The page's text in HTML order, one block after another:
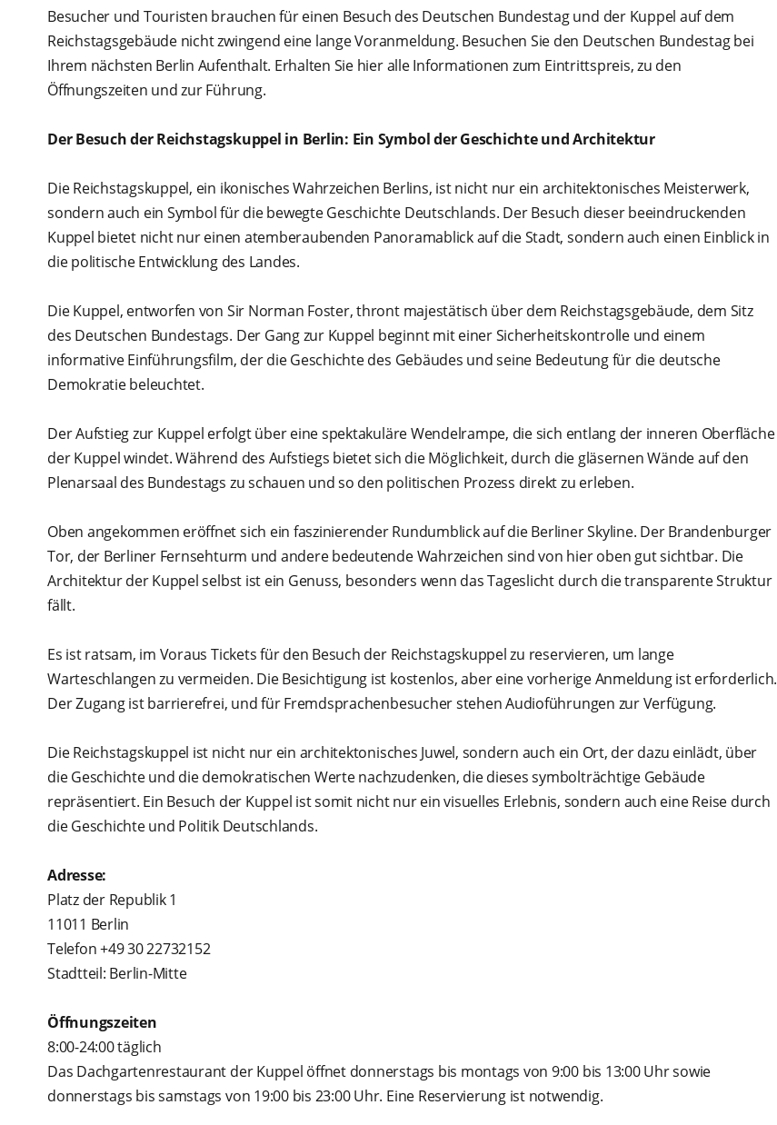
Besucher und Touristen brauchen für einen Besuch des Deutschen Bundestag und der Kuppel auf dem
Reichstagsgebäude nicht zwingend eine lange Voranmeldung. Besuchen Sie den Deutschen Bundestag bei
Ihrem nächsten Berlin Aufenthalt. Erhalten Sie hier alle Informationen zum Eintrittspreis, zu den
Öffnungszeiten und zur Führung.
Der Besuch der Reichstagskuppel in Berlin: Ein Symbol der Geschichte und Architektur
Die Reichstagskuppel, ein ikonisches Wahrzeichen Berlins, ist nicht nur ein architektonisches Meisterwerk,
sondern auch ein Symbol für die bewegte Geschichte Deutschlands. Der Besuch dieser beeindruckenden
Kuppel bietet nicht nur einen atemberaubenden Panoramablick auf die Stadt, sondern auch einen Einblick in
die politische Entwicklung des Landes.
Die Kuppel, entworfen von Sir Norman Foster, thront majestätisch über dem Reichstagsgebäude, dem Sitz
des Deutschen Bundestags. Der Gang zur Kuppel beginnt mit einer Sicherheitskontrolle und einem
informative Einführungsfilm, der die Geschichte des Gebäudes und seine Bedeutung für die deutsche
Demokratie beleuchtet.
Der Aufstieg zur Kuppel erfolgt über eine spektakuläre Wendelrampe, die sich entlang der inneren Oberfläche
der Kuppel windet. Während des Aufstiegs bietet sich die Möglichkeit, durch die gläsernen Wände auf den
Plenarsaal des Bundestags zu schauen und so den politischen Prozess direkt zu erleben.
Oben angekommen eröffnet sich ein faszinierender Rundumblick auf die Berliner Skyline. Der Brandenburger
Tor, der Berliner Fernsehturm und andere bedeutende Wahrzeichen sind von hier oben gut sichtbar. Die
Architektur der Kuppel selbst ist ein Genuss, besonders wenn das Tageslicht durch die transparente Struktur
fällt.
Es ist ratsam, im Voraus Tickets für den Besuch der Reichstagskuppel zu reservieren, um lange
Warteschlangen zu vermeiden. Die Besichtigung ist kostenlos, aber eine vorherige Anmeldung ist erforderlich.
Der Zugang ist barrierefrei, und für Fremdsprachenbesucher stehen Audioführungen zur Verfügung.
Die Reichstagskuppel ist nicht nur ein architektonisches Juwel, sondern auch ein Ort, der dazu einlädt, über
die Geschichte und die demokratischen Werte nachzudenken, die dieses symbolträchtige Gebäude
repräsentiert. Ein Besuch der Kuppel ist somit nicht nur ein visuelles Erlebnis, sondern auch eine Reise durch
die Geschichte und Politik Deutschlands.
Adresse:
Platz der Republik 1
11011 Berlin
Telefon +49 30 22732152
Stadtteil: Berlin-Mitte
Öffnungszeiten
8:00-24:00 täglich
Das Dachgartenrestaurant der Kuppel öffnet donnerstags bis montags von 9:00 bis 13:00 Uhr sowie
donnerstags bis samstags von 19:00 bis 23:00 Uhr. Eine Reservierung ist notwendig.